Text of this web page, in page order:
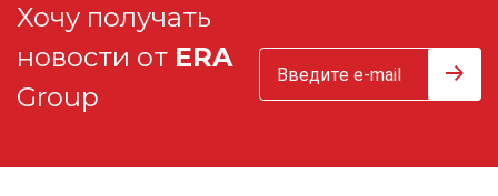
Хочу получать
новости от ERA
Group